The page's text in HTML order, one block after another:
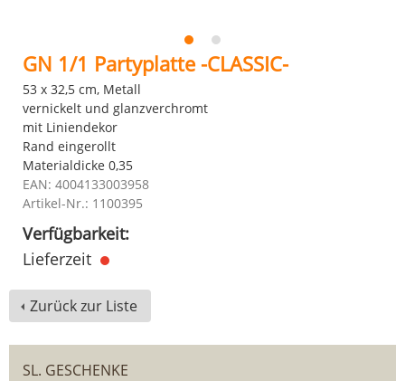
GN 1/1 Partyplatte -CLASSIC-
53 x 32,5 cm, Metall
vernickelt und glanzverchromt
mit Liniendekor
Rand eingerollt
Materialdicke 0,35
EAN: 4004133003958
Artikel-Nr.: 1100395
Verfügbarkeit:
Lieferzeit
Zurück zur Liste
SL. GESCHENKE